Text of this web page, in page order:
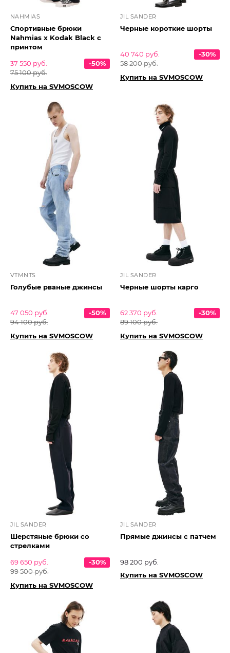
NAHMIAS
Спортивные брюки
Nahmias x Kodak Black с
принтом
37 550 руб.
75 100 руб.
-50%
Купить на SVMOSCOW
JIL SANDER
Черные короткие шорты
40 740 руб.
58 200 руб.
-30%
Купить на SVMOSCOW
VTMNTS
Голубые рваные джинсы
47 050 руб.
94 100 руб.
-50%
Купить на SVMOSCOW
JIL SANDER
Черные шорты карго
62 370 руб.
89 100 руб.
-30%
Купить на SVMOSCOW
JIL SANDER
Шерстяные брюки со
стрелками
69 650 руб.
99 500 руб.
-30%
Купить на SVMOSCOW
JIL SANDER
Прямые джинсы с патчем
98 200 руб.
Купить на SVMOSCOW